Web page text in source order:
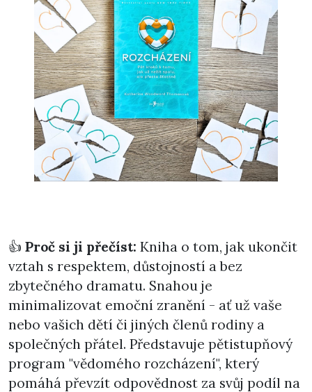
👍 Proč si ji přečíst: Kniha o tom, jak ukončit
vztah s respektem, důstojností a bez
zbytečného dramatu. Snahou je
minimalizovat emoční zranění - ať už vaše
nebo vašich dětí či jiných členů rodiny a
společných přátel. Představuje pětistupňový
program "vědomého rozcházení", který
pomáhá převzít odpovědnost za svůj podíl na